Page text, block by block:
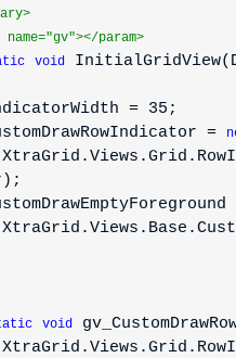
name="gv"></param>
void
= 35;
=
void